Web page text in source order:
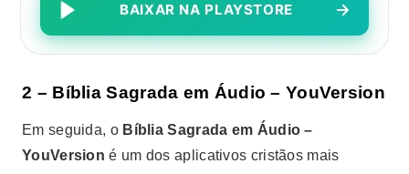
BAIXAR NA PLAYSTORE
2 – Bíblia Sagrada em Áudio – YouVersion
Em seguida, o Bíblia Sagrada em Áudio –
YouVersion é um dos aplicativos cristãos mais